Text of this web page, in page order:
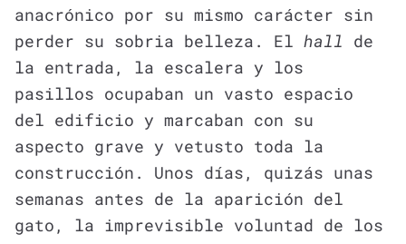
anacrónico por su mismo carácter sin
perder su sobria belleza. El hall de
la entrada, la escalera y los
pasillos ocupaban un vasto espacio
del edificio y marcaban con su
aspecto grave y vetusto toda la
construcción. Unos días, quizás unas
semanas antes de la aparición del
gato, la imprevisible voluntad de los